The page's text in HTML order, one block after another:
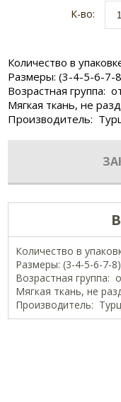
К-во:
Количество в
Размеры: (3-4-5-6-7-
Возрастная группа:
Мягкая ткань, не
Производитель:
Количество в
Размеры: (3-4-5-6-7-8)
Возрастная группа:
Мягкая ткань, не
Производитель: